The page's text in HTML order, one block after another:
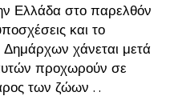
Ελλάδα στο παρελθόν
και το
Δημάρχων χάνεται μετά
προχωρούν σε
των ζώων . .